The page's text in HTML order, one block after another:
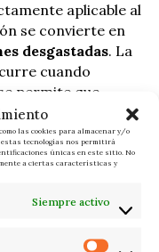
las cookies para almacenar y/o
tecnologías nos permitirá
únicas en este sitio. No
a ciertas características y
Siempre activo
aplicable al
se convierte en
desgastadas. La
cuando
permite que
la gestión su
no al blindaje de una
el control y